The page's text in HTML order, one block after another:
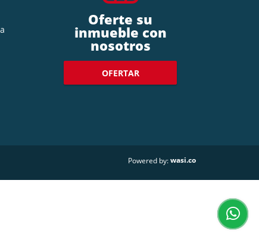
Oferte su
inmueble con
nosotros
OFERTAR
Powered by:wasi.co